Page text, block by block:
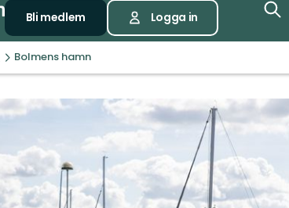
Bli medlem Logga in
Bolmens hamn